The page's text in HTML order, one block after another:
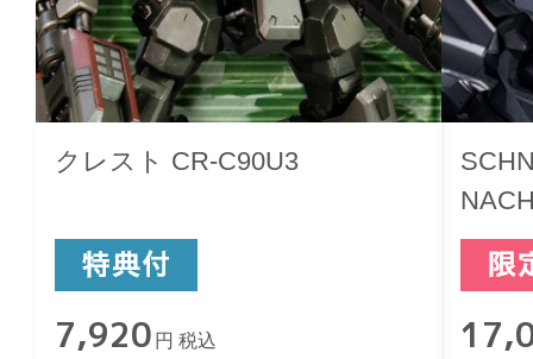
クレスト CR-C90U3
7,920 円 税込
型